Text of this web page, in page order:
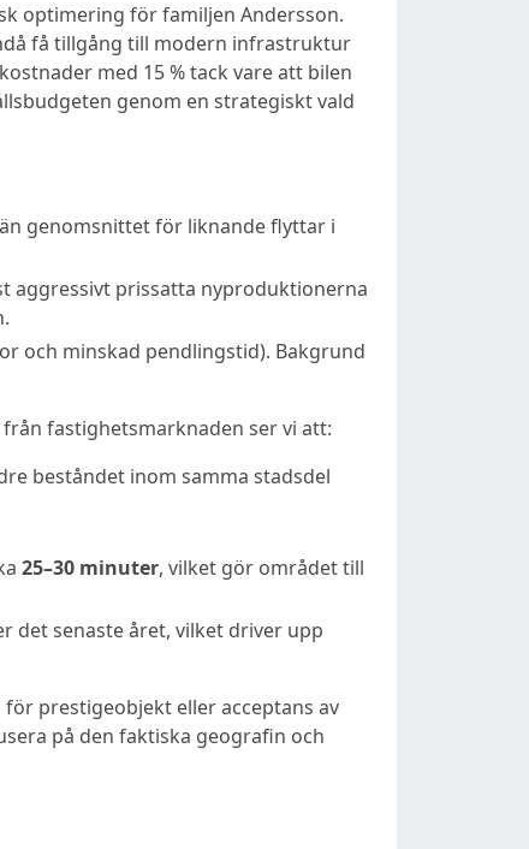
optimering för familjen Andersson.
få tillgång till modern infrastruktur
med 15 % tack vare att bilen
genom en strategiskt vald
genomsnittet för liknande flyttar i
aggressivt prissatta nyproduktionerna
och minskad pendlingstid). Bakgrund
fastighetsmarknaden ser vi att:
beståndet inom samma stadsdel
25–30 minuter, vilket gör området till
det senaste året, vilket driver upp
prestigeobjekt eller acceptans av
på den faktiska geografin och